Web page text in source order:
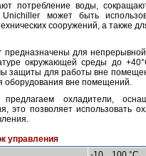
потребление воды,
Unichiller может быть
сооружений, а также
для
окружающей среды до
защиты для работы вне
оборудования вне помещений.
охладители,
это позволяет использовать
управления